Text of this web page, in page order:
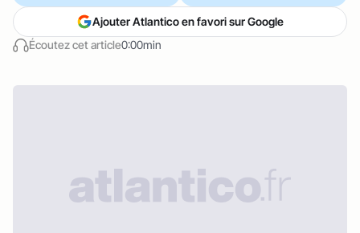
Écoutez cet article0:00min
Ajouter Atlantico en favori sur Google